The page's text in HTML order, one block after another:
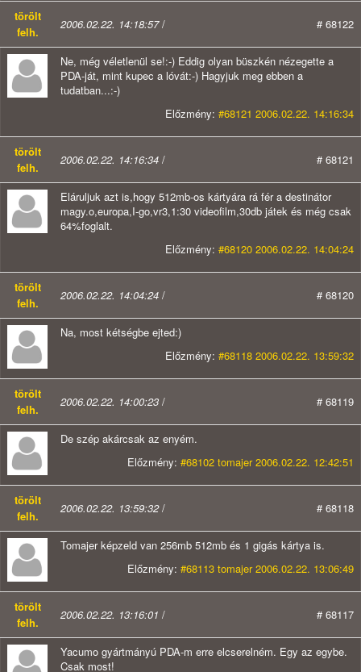
törölt
felh.
2006.02.22. 14:18:57/ # 68122
Ne, még véletlenül se!:-) Eddig olyan büszkén nézegette a
PDA-ját, mint kupec a lóvát:-) Hagyjuk meg ebben a
tudatban...:-)
Előzmény: #68121 2006.02.22. 14:16:34
törölt
felh.
2006.02.22. 14:16:34 / # 68121
Eláruljuk azt is,hogy 512mb-os kártyára rá fér a destinátor
magy.o,europa,I-go,vr3,1:30 videofilm,30db játek és még csak
64%foglalt.
Előzmény: #68120 2006.02.22. 14:04:24
törölt
felh.
2006.02.22. 14:04:24 / # 68120
Na, most kétségbe ejted:)
Előzmény: #68118 2006.02.22. 13:59:32
törölt
felh.
2006.02.22. 14:00:23 / # 68119
De szép akárcsak az enyém.
Előzmény: #68102 tomajer 2006.02.22. 12:42:51
törölt
felh.
2006.02.22. 13:59:32/ # 68118
Tomajer képzeld van 256mb 512mb és 1 gigás kártya is.
Előzmény: #68113 tomajer 2006.02.22. 13:06:49
törölt
felh.
2006.02.22. 13:16:01 / # 68117
Yacumo gyártmányú PDA-m erre elcserelném. Egy az egybe.
Csak most!